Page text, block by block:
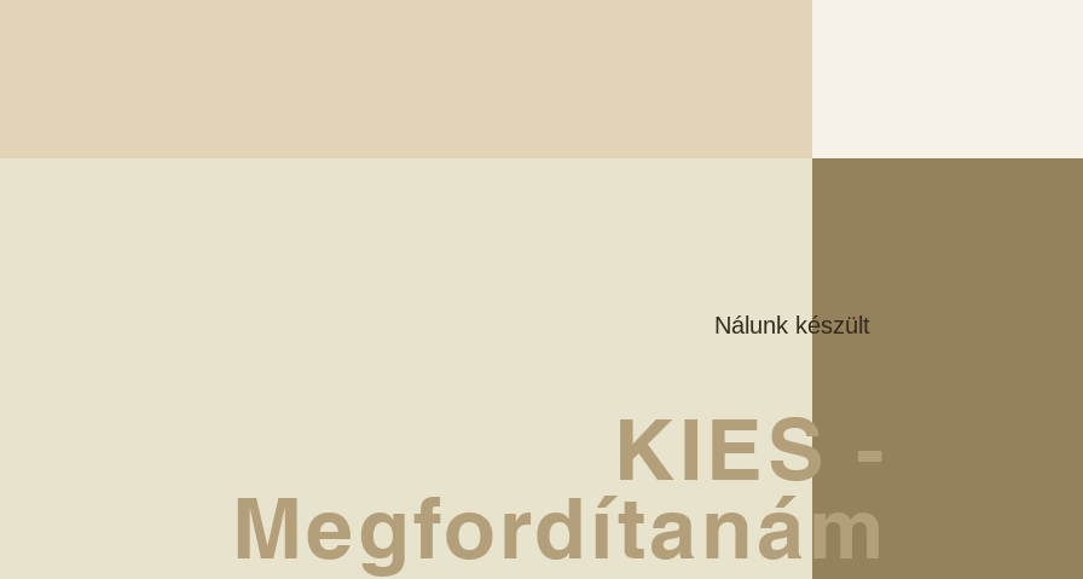
Nálunk készült
KIES -
Megfordítanám